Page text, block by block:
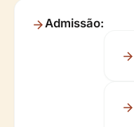
Admissão: